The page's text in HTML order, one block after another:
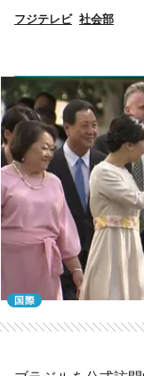
フジテレビ 社会部
国際